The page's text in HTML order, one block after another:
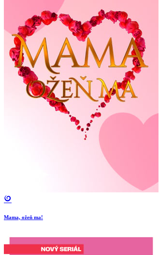
Mama, ožeň ma!